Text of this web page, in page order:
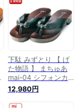
下駄 みずとり 【 げ
た物語 】 まちゅあ
mai-04 シフォンカ
ーフ/ 黒 | 水鳥工業
げた レディース メ
ンズ 痛くない 日本
12,980円